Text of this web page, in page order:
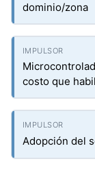
dominio/zona
costo que
Adopción del